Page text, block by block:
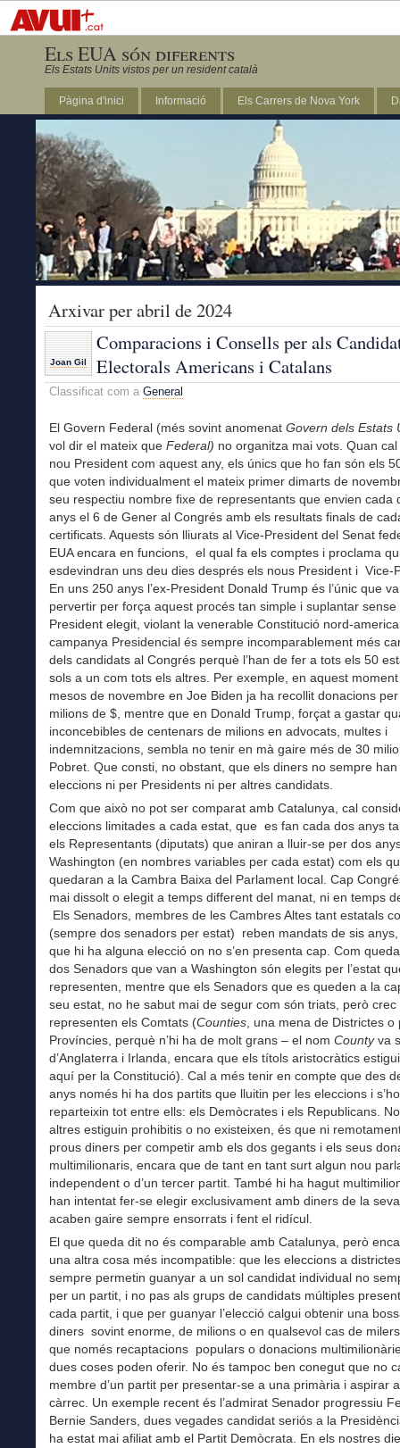
Els EUA són diferents
Els Estats Units vistos per un resident català
Pàgina d'inici Informació Els Carrers de Nova York
Arxivar per abril de 2024
Joan Gil
Comparacions i Consells per als
Electorals Americans i Catalans
Classificat com a General
El Govern Federal (més sovint anomenat Govern dels Estats
vol dir el mateix que Federal) no organitza mai vots. Quan
nou President com aquest any, els únics que ho fan són els
que voten individualment el mateix primer dimarts de
seu respectiu nombre fixe de representants que envien cada
anys el 6 de Gener al Congrés amb els resultats finals de
certificats. Aquests són lliurats al Vice-President del Senat
EUA encara en funcions, el qual fa els comptes i proclama
esdevindran uns deu dies després els nous President i Vice-
En uns 250 anys l’ex-President Donald Trump és l’únic que
pervertir per força aquest procés tan simple i suplantar sense
President elegit, violant la venerable Constitució nord-
campanya Presidencial és sempre incomparablement més
dels candidats al Congrés perquè l’han de fer a tots els 50
sols a un com tots els altres. Per exemple, en aquest
mesos de novembre en Joe Biden ja ha recollit donacions
milions de $, mentre que en Donald Trump, forçat a gastar
inconcebibles de centenars de milions en advocats, multes i
indemnitzacions, sembla no tenir en mà gaire més de 30
Pobret. Que consti, no obstant, que els diners no sempre
eleccions ni per Presidents ni per altres candidats.
Com que això no pot ser comparat amb Catalunya, cal
eleccions limitades a cada estat, que es fan cada dos anys
els Representants (diputats) que aniran a lluir-se per dos
Washington (en nombres variables per cada estat) com els
quedaran a la Cambra Baixa del Parlament local. Cap
mai dissolt o elegit a temps different del manat, ni en temps
Els Senadors, membres de les Cambres Altes tant estatals
(sempre dos senadors per estat) reben mandats de sis
que hi ha alguna elecció on no s’en presenta cap. Com
dos Senadors que van a Washington són elegits per l’estat
representen, mentre que els Senadors que es queden a la
seu estat, no he sabut mai de segur com són triats, però crec
representen els Comtats (Counties , una mena de Districtes o
Províncies, perquè n’hi ha de molt grans – el nom Countyva
d’Anglaterra i Irlanda, encara que els títols aristocràtics
aquí per la Constitució). Cal a més tenir en compte que des
anys només hi ha dos partits que lluitin per les eleccions i s’ho
reparteixin tot entre ells: els Demòcrates i els Republicans.
altres estiguin prohibitis o no existeixen, és que ni
prous diners per competir amb els dos gegants i els seus
multimilionaris, encara que de tant en tant surt algun nou
independent o d’un tercer partit. També hi ha hagut
han intentat fer-se elegir exclusivament amb diners de la
acaben gaire sempre ensorrats i fent el ridícul.
El que queda dit no és comparable amb Catalunya, però
una altra cosa més incompatible: que les eleccions a
sempre permetin guanyar a un sol candidat individual no
per un partit, i no pas als grups de candidats múltiples
cada partit, i que per guanyar l’elecció calgui obtenir una
diners sovint enorme, de milions o en qualsevol cas de
que només recaptacions populars o donacions
dues coses poden oferir. No és tampoc ben conegut que no
membre d’un partit per presentar-se a una primària i aspirar
càrrec. Un exemple recent és l’admirat Senador progressiu
Bernie Sanders, dues vegades candidat seriós a la
ha estat mai afiliat amb el Partit Demòcrata. En els nostres